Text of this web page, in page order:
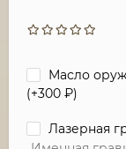
Масло
(+300 ₽)
Лазерная